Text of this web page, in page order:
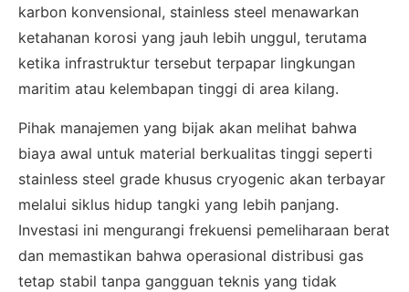
karbon konvensional, stainless steel menawarkan
ketahanan korosi yang jauh lebih unggul, terutama
ketika infrastruktur tersebut terpapar lingkungan
maritim atau kelembapan tinggi di area kilang.
Pihak manajemen yang bijak akan melihat bahwa
biaya awal untuk material berkualitas tinggi seperti
stainless steel grade khusus cryogenic akan terbayar
melalui siklus hidup tangki yang lebih panjang.
Investasi ini mengurangi frekuensi pemeliharaan berat
dan memastikan bahwa operasional distribusi gas
tetap stabil tanpa gangguan teknis yang tidak